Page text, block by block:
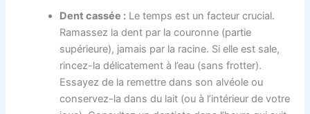
Dent cassée : Le temps est un facteur crucial.
Ramassez la dent par la couronne (partie
supérieure), jamais par la racine. Si elle est sale,
rincez-la délicatement à l’eau (sans frotter).
Essayez de la remettre dans son alvéole ou
conservez-la dans du lait (ou à l’intérieur de votre